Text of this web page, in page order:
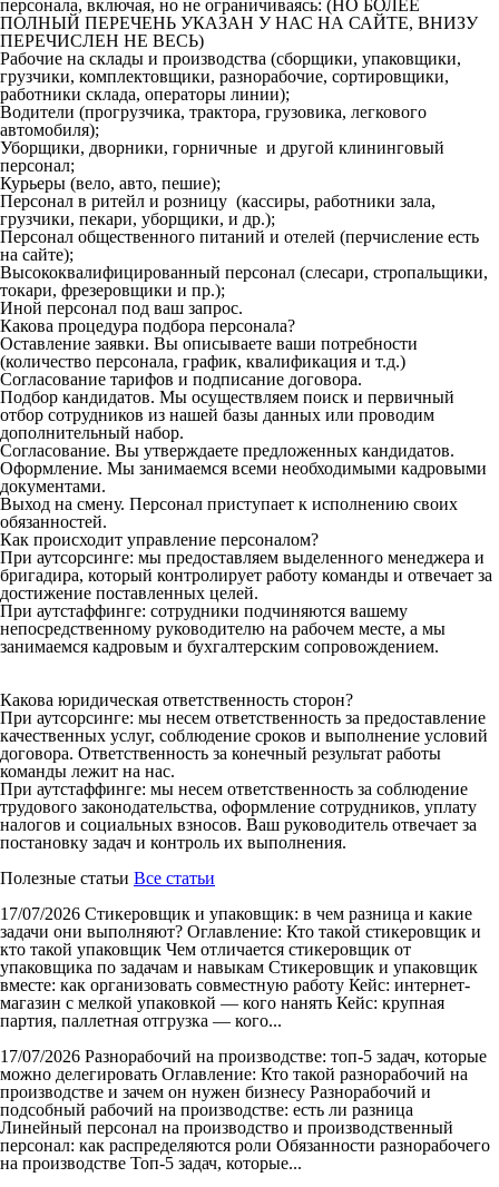
персонала, включая, но не ограничиваясь: (НО БОЛЕЕ
ПОЛНЫЙ ПЕРЕЧЕНЬ УКАЗАН У НАС НА САЙТЕ, ВНИЗУ
ПЕРЕЧИСЛЕН НЕ ВЕСЬ)
Рабочие на склады и производства (сборщики, упаковщики,
грузчики, комплектовщики, разнорабочие, сортировщики,
работники склада, операторы линии);
Водители (прогрузчика, трактора, грузовика, легкового
автомобиля);
Уборщики, дворники, горничные и другой клининговый
персонал;
Курьеры (вело, авто, пешие);
Персонал в ритейл и розницу (кассиры, работники зала,
грузчики, пекари, уборщики, и др.);
Персонал общественного питаний и отелей (перчисление есть
на сайте);
Высококвалифицированный персонал (слесари, стропальщики,
токари, фрезеровщики и пр.);
Иной персонал под ваш запрос.
Какова процедура подбора персонала?
Оставление заявки. Вы описываете ваши потребности
(количество персонала, график, квалификация и т.д.)
Согласование тарифов и подписание договора.
Подбор кандидатов. Мы осуществляем поиск и первичный
отбор сотрудников из нашей базы данных или проводим
дополнительный набор.
Согласование. Вы утверждаете предложенных кандидатов.
Оформление. Мы занимаемся всеми необходимыми кадровыми
документами.
Выход на смену. Персонал приступает к исполнению своих
обязанностей.
Как происходит управление персоналом?
При аутсорсинге: мы предоставляем выделенного менеджера и
бригадира, который контролирует работу команды и отвечает за
достижение поставленных целей.
При аутстаффинге: сотрудники подчиняются вашему
непосредственному руководителю на рабочем месте, а мы
занимаемся кадровым и бухгалтерским сопровождением.
Какова юридическая ответственность сторон?
При аутсорсинге: мы несем ответственность за предоставление
качественных услуг, соблюдение сроков и выполнение условий
договора. Ответственность за конечный результат работы
команды лежит на нас.
При аутстаффинге: мы несем ответственность за соблюдение
трудового законодательства, оформление сотрудников, уплату
налогов и социальных взносов. Ваш руководитель отвечает за
постановку задач и контроль их выполнения.
Полезные статьи Все статьи
17/07/2026 Стикеровщик и упаковщик: в чем разница и какие
задачи они выполняют? Оглавление: Кто такой стикеровщик и
кто такой упаковщик Чем отличается стикеровщик от
упаковщика по задачам и навыкам Стикеровщик и упаковщик
вместе: как организовать совместную работу Кейс: интернет-
магазин с мелкой упаковкой — кого нанять Кейс: крупная
партия, паллетная отгрузка — кого...
17/07/2026 Разнорабочий на производстве: топ-5 задач, которые
можно делегировать Оглавление: Кто такой разнорабочий на
производстве и зачем он нужен бизнесу Разнорабочий и
подсобный рабочий на производстве: есть ли разница
Линейный персонал на производство и производственный
персонал: как распределяются роли Обязанности разнорабочего
на производстве Топ-5 задач, которые...